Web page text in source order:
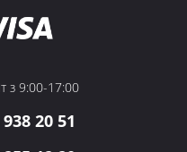
з 9:00-17:00
20 51